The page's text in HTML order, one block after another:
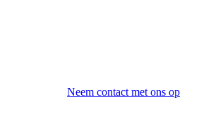
Neem contact met ons op